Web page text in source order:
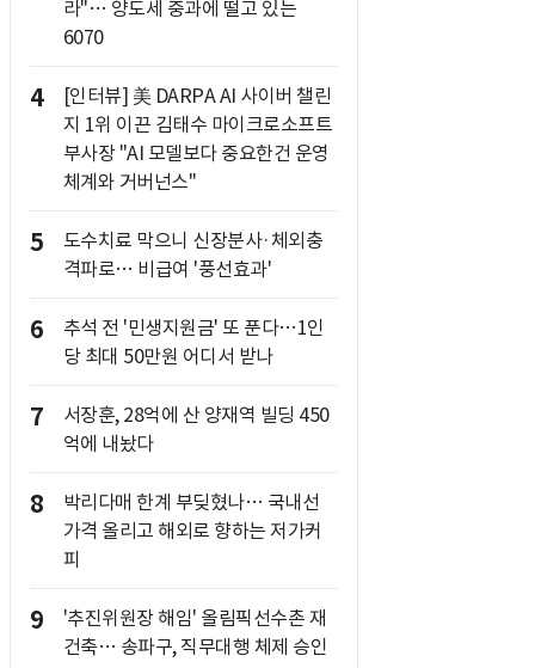
라"… 양도세 중과에 떨고 있는
6070
4
[인터뷰] 美 DARPA AI 사이버 챌린
지 1위 이끈 김태수 마이크로소프트
부사장 "AI 모델보다 중요한건 운영
체계와 거버넌스"
5
도수치료 막으니 신장분사·체외충
격파로… 비급여 '풍선효과'
6
추석 전 '민생지원금' 또 푼다…1인
당 최대 50만원 어디서 받나
7
서장훈, 28억에 산 양재역 빌딩 450
억에 내놨다
8
박리다매 한계 부딪혔나… 국내선
가격 올리고 해외로 향하는 저가커
피
9
'추진위원장 해임' 올림픽선수촌 재
건축… 송파구, 직무대행 체제 승인